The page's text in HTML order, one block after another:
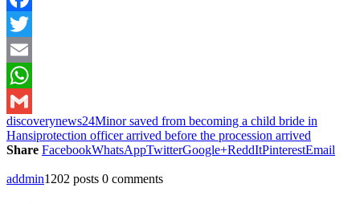
Facebook
Twitter
Email
WhatsApp
Gmail
discoverynews24Minor saved from becoming a child bride in
Hansiprotection officer arrived before the procession arrived
Share FacebookWhatsAppTwitterGoogle+ReddItPinterestEmail
addmin1202 posts 0 comments